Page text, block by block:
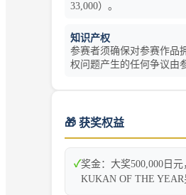
33,000）。
知识产权
参赛者须确保对参赛作品
权问题产生的任何争议由
🎁 获奖权益
✓奖金：大奖500,000日
KUKAN OF THE YEAR